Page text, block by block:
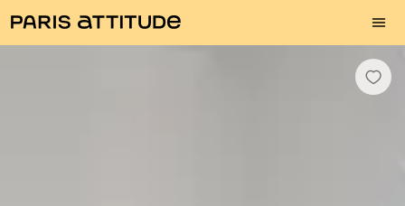
Fotos Descrição Equipamentos Bairro